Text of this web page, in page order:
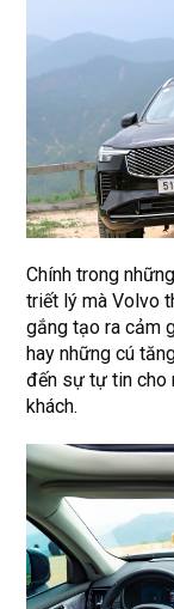
Chính trong
triết lý mà Volvo
gắng tạo ra cảm
hay những cú
đến sự tự tin cho
khách.